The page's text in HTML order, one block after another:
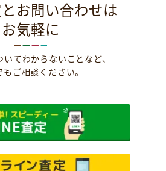
お問い合わせは
お気軽に
てわからないことなど、
もご相談ください。